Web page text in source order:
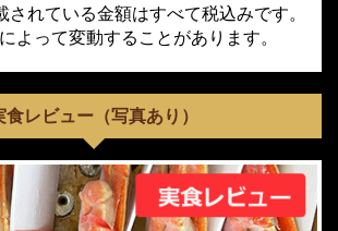
れている金額はすべて税込みです。
よって変動することがあります。
食レビュー（写真あり）